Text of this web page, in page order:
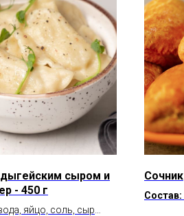
сыром и
- 450 г
яйцо, соль, сыр
Сочник
Состав: